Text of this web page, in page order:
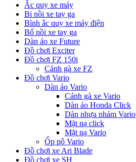
Ắc quy xe máy
Bi nồi xe tay ga
Bình ắc quy xe máy điện
Bố nồi xe tay ga
Dàn áo xe Future
Đồ chơi Exciter
Đồ chơi FZ 150i
Cánh gà xe FZ
Đồ chơi Vario
Dàn áo Vario
Cánh gà xe Vario
Dàn áo Honda Click
Dàn nhựa nhám Vario
Mặt nạ click
Mặt nạ Vario
Ốp pô Vario
Đồ chơi xe Ari Blade
Đồ chơi xe SH